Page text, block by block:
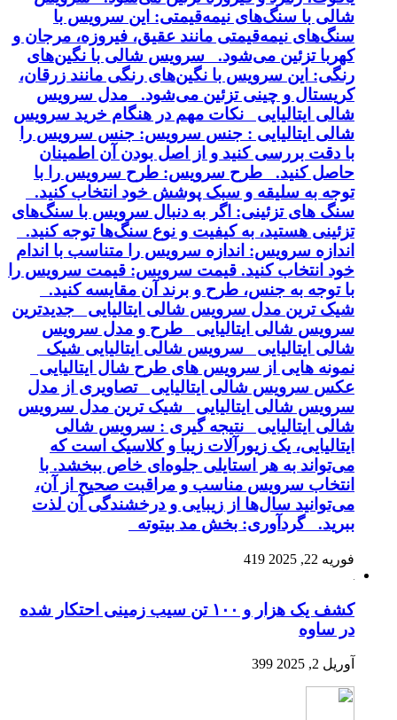
شالی با سنگ‌های نیمه‌قیمتی: این سرویس با
سنگ‌های نیمه‌قیمتی مانند عقیق، فیروزه، مرجان و
کهربا تزئین می‌شود. سرویس شالی با نگین‌های
رنگی: این سرویس با نگین‌های رنگی مانند زرقان،
کریستال و چینی تزئین می‌شود. مدل سرویس
شالی ایتالیایی نکات مهم در هنگام خرید سرویس
شالی ایتالیایی : جنس سرویس: جنس سرویس را
با دقت بررسی کنید و از اصل بودن آن اطمینان
حاصل کنید. طرح سرویس: طرح سرویس را با
توجه به سلیقه و سبک پوشش خود انتخاب کنید.
سنگ های تزئینی: اگر به دنبال سرویس با سنگ‌های
تزئینی هستید، به کیفیت و نوع سنگ‌ها توجه کنید.
اندازه سرویس: اندازه سرویس را متناسب با اندام
خود انتخاب کنید. قیمت سرویس: قیمت سرویس را
با توجه به جنس، طرح و برند آن مقایسه کنید.
شیک ترین مدل سرویس شالی ایتالیایی جدیدترین
سرویس شالی ایتالیایی طرح و مدل سرویس
شالی ایتالیایی سرویس شالی ایتالیایی شیک
نمونه هایی از سرویس های طرح شال ایتالیایی
عکس سرویس شالی ایتالیایی تصاویری از مدل
سرویس شالی ایتالیایی شیک ترین مدل سرویس
شالی ایتالیایی نتیجه گیری : سرویس شالی
ایتالیایی، یک زیورآلات زیبا و کلاسیک است که
می‌تواند به هر استایلی جلوه‌ای خاص ببخشد. با
انتخاب سرویس مناسب و مراقبت صحیح از آن،
می‌توانید سال‌ها از زیبایی و درخشندگی آن لذت
ببرید. گردآوری: بخش مد بیتوته
فوریه 22, 2025 419
کشف یک هزار و ۱۰۰ تن سیب زمینی احتکار شده
در ساوه
آوریل 2, 2025 399